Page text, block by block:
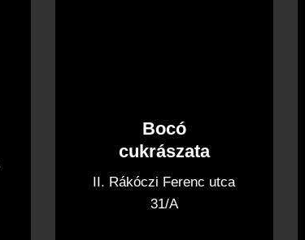
Bocó
cukrászata
II. Rákóczi Ferenc utca
31/A